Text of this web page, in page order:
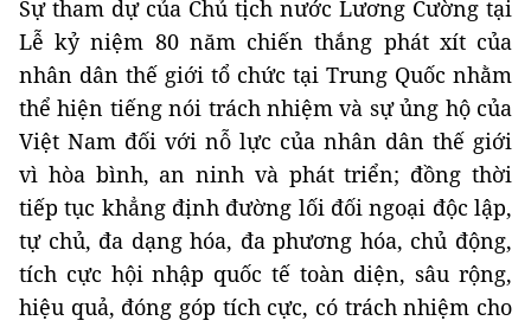
Sự tham dự của Chủ tịch nước Lương Cường tại
Lễ kỷ niệm 80 năm chiến thắng phát xít của
nhân dân thế giới tổ chức tại Trung Quốc nhằm
thể hiện tiếng nói trách nhiệm và sự ủng hộ của
Việt Nam đối với nỗ lực của nhân dân thế giới
vì hòa bình, an ninh và phát triển; đồng thời
tiếp tục khẳng định đường lối đối ngoại độc lập,
tự chủ, đa dạng hóa, đa phương hóa, chủ động,
tích cực hội nhập quốc tế toàn diện, sâu rộng,
hiệu quả, đóng góp tích cực, có trách nhiệm cho